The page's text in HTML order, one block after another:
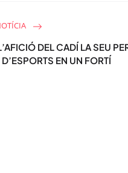
DEL CADÍ LA SEU
EN UN FORTÍ